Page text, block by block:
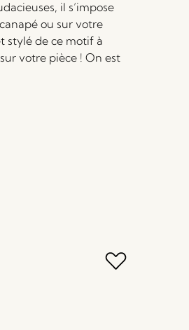
il s’impose
ou sur votre
stylé de ce motif à
votre pièce ! On est